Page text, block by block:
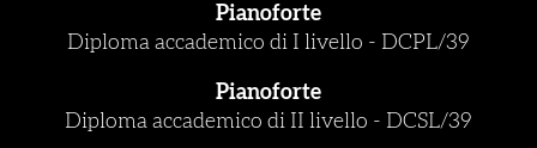
Pianoforte
Diploma accademico di I livello - DCPL/39
Pianoforte
Diploma accademico di II livello - DCSL/39